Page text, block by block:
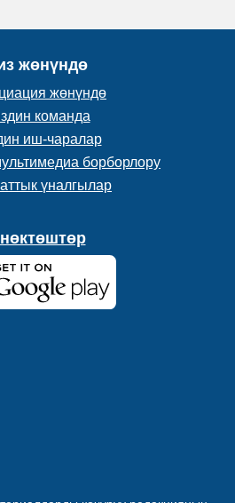
жөнүндө
жөнүндө
команда
иш-чаралар
борборлору
үналгылар